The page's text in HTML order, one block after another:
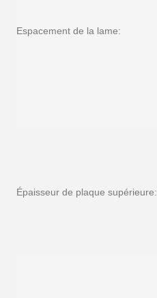
Espacement de la lame:
Épaisseur de plaque supérieure: